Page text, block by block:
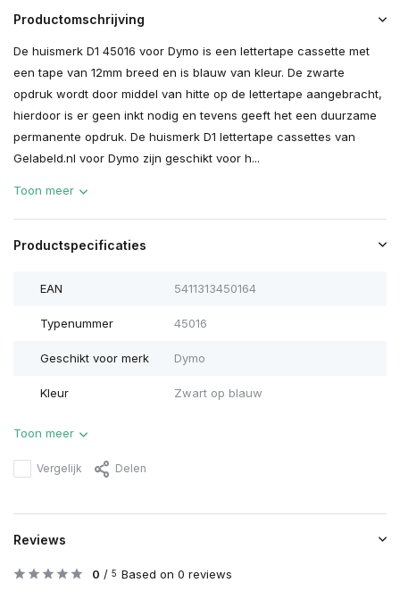
Productomschrijving
De huismerk D1 45016 voor Dymo is een lettertape cassette met
een tape van 12mm breed en is blauw van kleur. De zwarte
opdruk wordt door middel van hitte op de lettertape aangebracht,
hierdoor is er geen inkt nodig en tevens geeft het een duurzame
permanente opdruk. De huismerk D1 lettertape cassettes van
Gelabeld.nl voor Dymo zijn geschikt voor h...
Toon meer
Productspecificaties
EAN 5411313450164
Typenummer 45016
Geschikt voor merk Dymo
Kleur Zwart op blauw
Toon meer
Vergelijk Delen
Reviews
0 / 5 Based on 0 reviews